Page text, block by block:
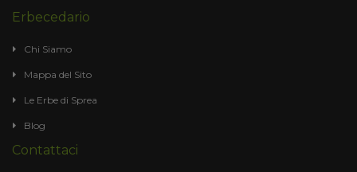
Erbecedario
Chi Siamo
Mappa del Sito
Le Erbe di Sprea
Blog
Contattaci